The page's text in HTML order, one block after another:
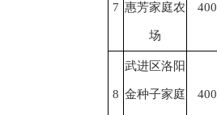
7 惠芳家庭农
场
400
8
武进区洛阳
金种子家庭 400